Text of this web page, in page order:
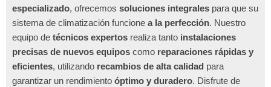
especializado, ofrecemos soluciones integrales para que su
sistema de climatización funcione a la perfección. Nuestro
equipo de técnicos expertos realiza tanto instalaciones
precisas de nuevos equipos como reparaciones rápidas y
eficientes, utilizando recambios de alta calidad para
garantizar un rendimiento óptimo y duradero. Disfrute de